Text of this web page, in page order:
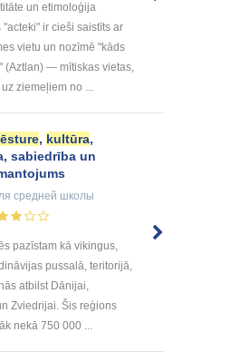
un etimoloģija
"acteki" ir cieši saistīts ar
vietu un nozīmē "kāds
(Aztlan) — mītiskas vietas,
ziemeļiem no ...
, kultūra,
sabiedrība un
средней школы
pazīstam kā vikingus,
pussalā, teritorijā,
atbilst Dānijai,
Zviedrijai. Šis reģions
nekā 750 000 ...